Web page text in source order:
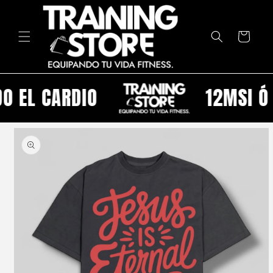
directamente
al contenido
Carrito
CARDIO 12MSI Ó
directamente
a la
información